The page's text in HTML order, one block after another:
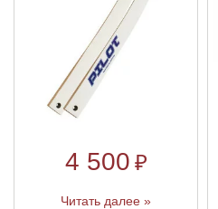
4 500 ₽
Читать далее »